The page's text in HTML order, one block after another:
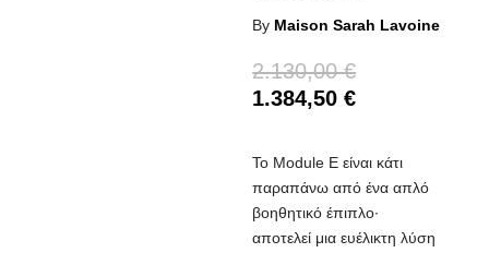
By Maison Sarah Lavoine
2.130,00€
1.384,50€
Το Module E είναι κάτι
παραπάνω από ένα απλό
βοηθητικό έπιπλο∙
αποτελεί μια ευέλικτη λύση